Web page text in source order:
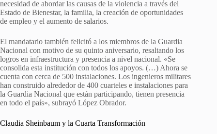
necesidad de abordar las causas de la violencia a través del
Estado de Bienestar, la familia, la creación de oportunidades
de empleo y el aumento de salarios.
El mandatario también felicitó a los miembros de la Guardia
Nacional con motivo de su quinto aniversario, resaltando los
logros en infraestructura y presencia a nivel nacional. «Se
consolida esta institución con todos los apoyos. (…) Ahora se
cuenta con cerca de 500 instalaciones. Los ingenieros militares
han construido alrededor de 400 cuarteles e instalaciones para
la Guardia Nacional que están participando, tienen presencia
en todo el país», subrayó López Obrador.
Claudia Sheinbaum y la Cuarta Transformación